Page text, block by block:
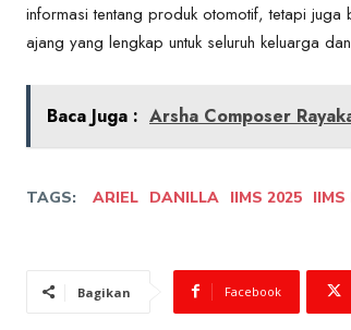
informasi tentang produk otomotif, tetapi
ajang yang lengkap untuk seluruh keluarga
Baca Juga : Arsha Composer
TAGS: ARIEL DANILLA IIMS 2025 IIMS
Bagikan Facebook